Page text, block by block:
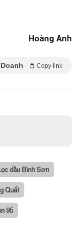
Hoàng Anh
Copy link
dầu Bình Sơn
Quất
95